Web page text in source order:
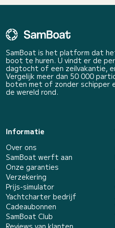
SamBoat is het platform dat
boot te huren. U vindt er de
dagtocht of een zeilvakantie,
Vergelijk meer dan 50 000
boten met of zonder schipper
de wereld rond.
Informatie
Over ons
SamBoat werft aan
Onze garanties
Verzekering
Prijs-simulator
Yachtcharter bedrijf
Cadeaubonnen
SamBoat Club
Reviews van klanten